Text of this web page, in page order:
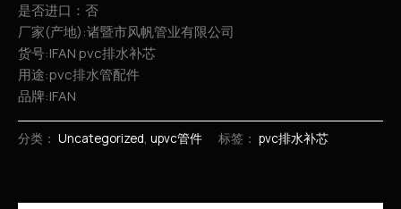
是否进口：否
厂家(产地):诸暨市风帆管业有限公司
货号:IFAN pvc排水补芯
用途:pvc排水管配件
品牌:IFAN
分类： Uncategorized, upvc管件 标签： pvc排水补芯